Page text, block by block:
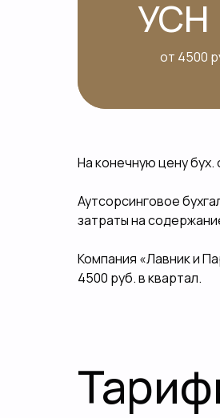
УСН
от 4500
На конечную цену
Аутсорсинговое
затраты на
Компания «Лавник и
4500 руб. в квартал.